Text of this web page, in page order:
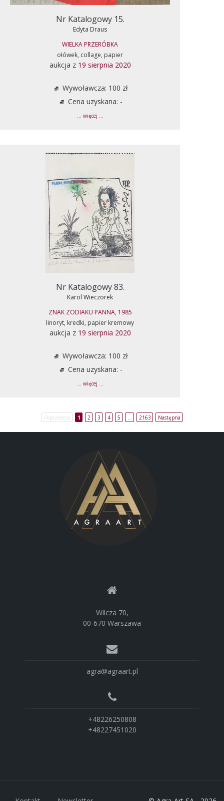
Nr Katalogowy 15.
Edyta Draus
WIELKA PRZERÓBKA
ołówek, collage, papier
aukcja z 19 sierpnia 2020
Wywoławcza: 100 zł
Cena uzyskana: -
... więcej ...
Nr Katalogowy 83.
Karol Wieczorek
ZNAK ZODIAKU PANNA, 1985
linoryt, kredki, papier kremowy
aukcja z 19 sierpnia 2020
Wywoławcza: 100 zł
Cena uzyskana: -
... więcej ...
Poprzednia 1 2 3 4 5 2163 Następna
Wilcza 70,
00-670 Warszawa
agra@agraart.pl
+48226250808
+48227451020